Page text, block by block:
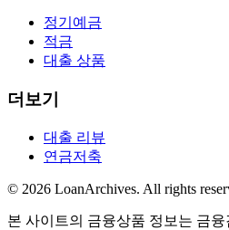
정기예금
적금
대출 상품
더보기
대출 리뷰
연금저축
© 2026 LoanArchives. All rights
본 사이트의 금융상품 정보는 금